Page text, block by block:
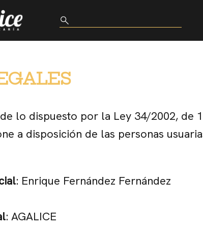
lo dispuesto por la Ley 34/2002, de
a disposición de las personas
: Enrique Fernández Fernández
: AGALICE